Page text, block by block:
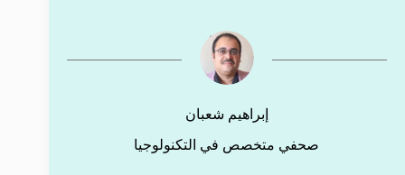
إبراهيم شعبان
صحفي متخصص في التكنولوجيا